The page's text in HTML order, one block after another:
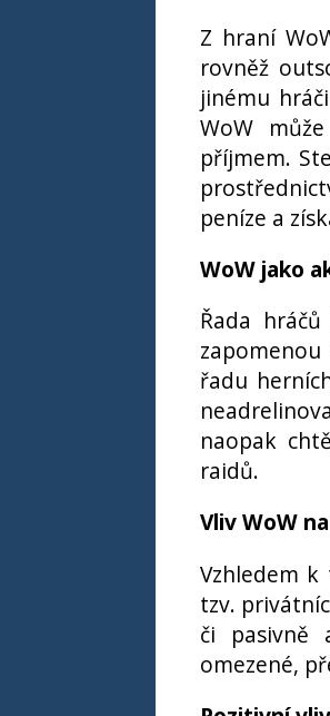
Z hraní
rovněž
jinému
WoW
příjmem.
peníze a
WoW jako
Řada
řadu
naopak
raidů.
Vliv WoW
Vzhledem
tzv.
či pasivně
omezené,